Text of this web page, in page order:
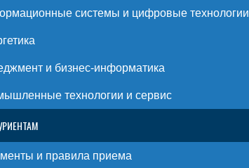
системы и цифровые технологии
и бизнес-информатика
технологии и сервис
и правила приема